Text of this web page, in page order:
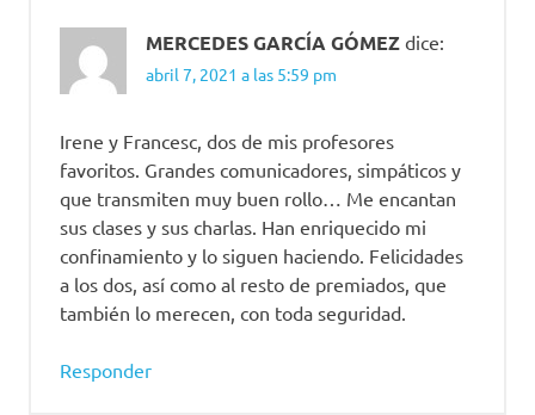
MERCEDES GARCÍA GÓMEZ dice:
abril 7, 2021 a las 5:59 pm
Irene y Francesc, dos de mis profesores
favoritos. Grandes comunicadores, simpáticos y
que transmiten muy buen rollo… Me encantan
sus clases y sus charlas. Han enriquecido mi
confinamiento y lo siguen haciendo. Felicidades
a los dos, así como al resto de premiados, que
también lo merecen, con toda seguridad.
Responder